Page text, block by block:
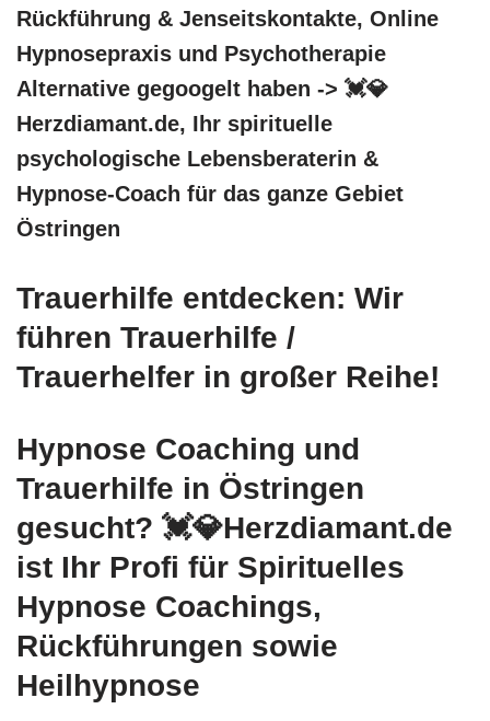
Rückführung & Jenseitskontakte, Online
Hypnosepraxis und Psychotherapie
Alternative gegoogelt haben -> 💓️💎
Herzdiamant.de, Ihr spirituelle
psychologische Lebensberaterin &
Hypnose-Coach für das ganze Gebiet
Östringen
Trauerhilfe entdecken: Wir
führen Trauerhilfe /
Trauerhelfer in großer Reihe!
Hypnose Coaching und
Trauerhilfe in Östringen
gesucht? 💓️💎Herzdiamant.de
ist Ihr Profi für Spirituelles
Hypnose Coachings,
Rückführungen sowie
Heilhypnose